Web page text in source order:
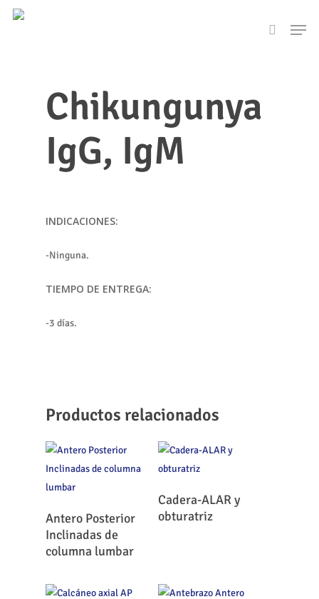
Skip
search
Chikungunya
IgG, IgM
INDICACIONES:
-Ninguna.
TIEMPO DE ENTREGA:
-3 días.
Productos relacionados
Leer Más
Antero Posterior
Inclinadas de
columna lumbar
Leer Más
Cadera-ALAR y
obturatriz